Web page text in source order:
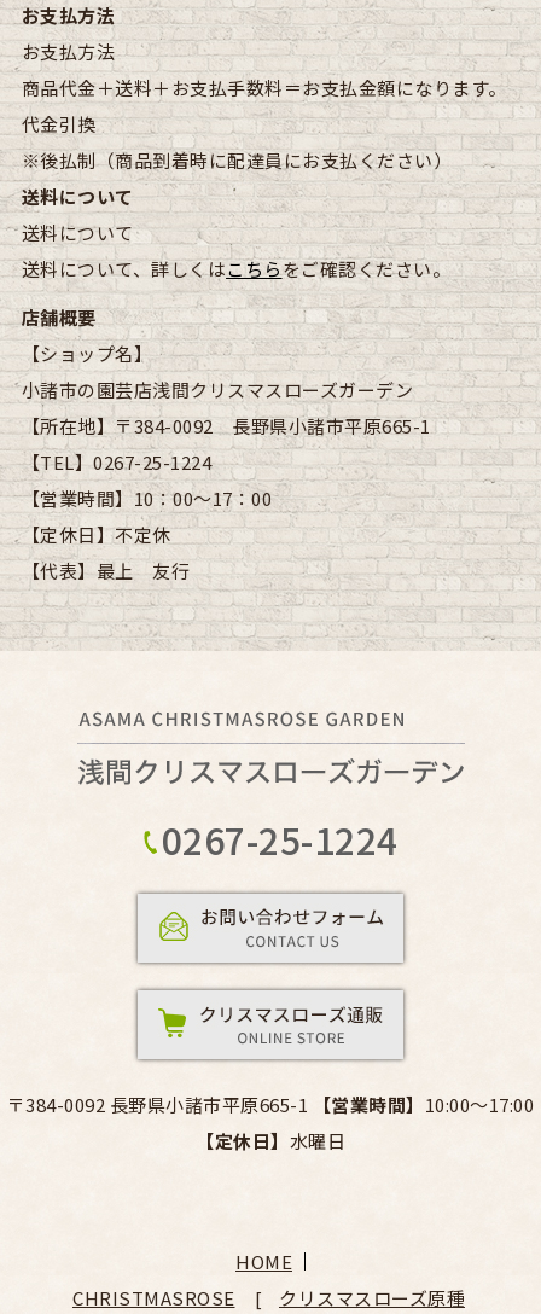
お支払方法
お支払方法
商品代金＋送料＋お支払手数料＝お支払金額になります。
代金引換
※後払制（商品到着時に配達員にお支払ください）
送料について
送料について
送料について、詳しくはこちらをご確認ください。
店舗概要
【ショップ名】
小諸市の園芸店浅間クリスマスローズガーデン
【所在地】 〒384-0092 長野県小諸市平原665-1
【TEL】0267-25-1224
【営業時間】10：00～17：00
【定休日】不定休
【代表】 最上 友行
0267-25-1224
〒384-0092 長野県小諸市平原665-1 【営業時間】 10:00～17:00
【定休日】 水曜日
HOME
CHRISTMASROSE
クリスマスローズ原種